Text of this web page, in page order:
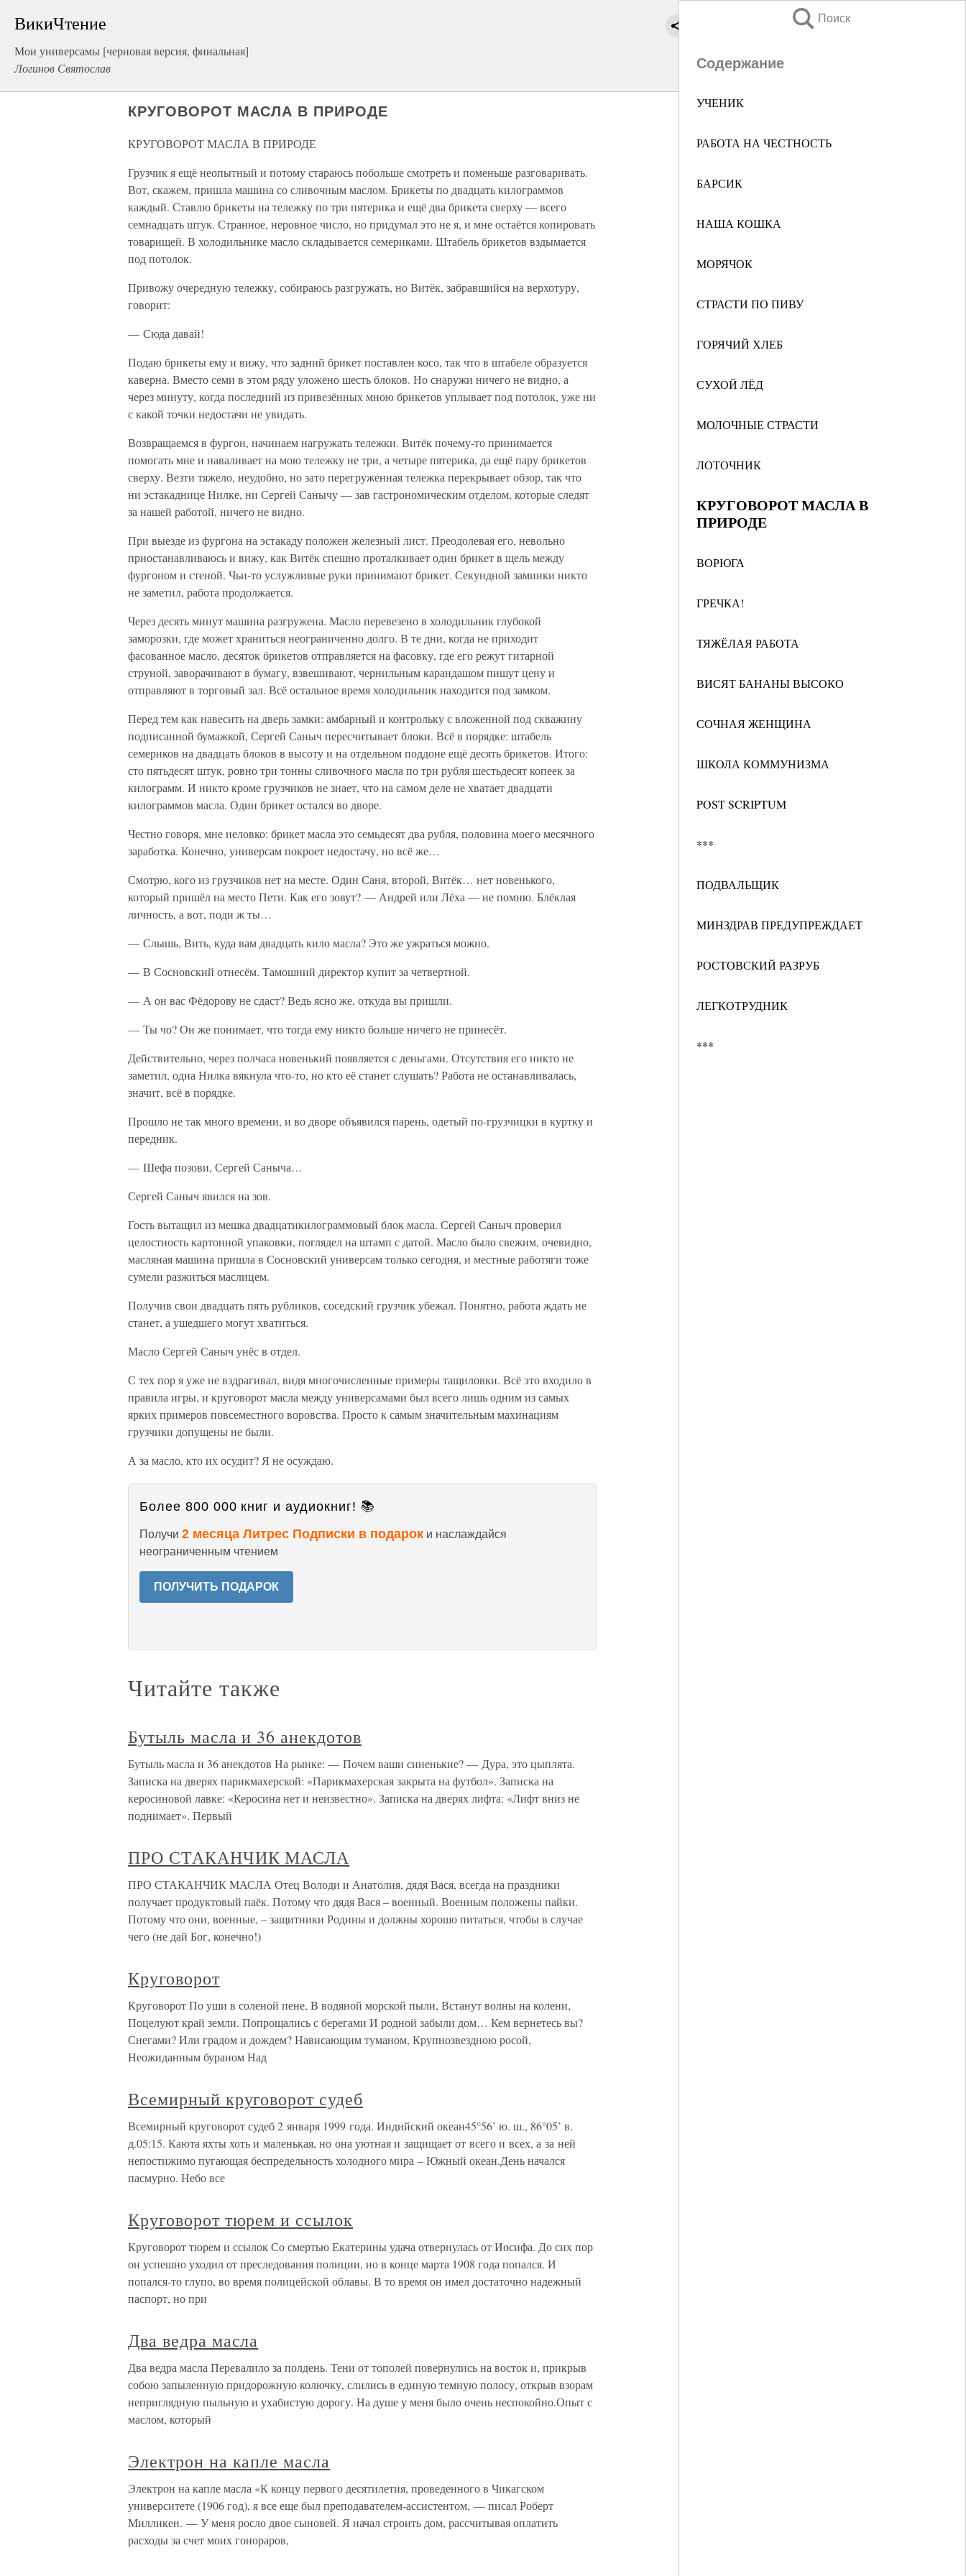
ВикиЧтение
Мои универсамы [черновая версия, финальная]
Логинов Святослав
Поиск
Содержание
УЧЕНИК
РАБОТА НА ЧЕСТНОСТЬ
БАРСИК
НАША КОШКА
МОРЯЧОК
СТРАСТИ ПО ПИВУ
ГОРЯЧИЙ ХЛЕБ
СУХОЙ ЛЁД
МОЛОЧНЫЕ СТРАСТИ
ЛОТОЧНИК
КРУГОВОРОТ МАСЛА В
ПРИРОДЕ
ВОРЮГА
ГРЕЧКА!
ТЯЖЁЛАЯ РАБОТА
ВИСЯТ БАНАНЫ ВЫСОКО
СОЧНАЯ ЖЕНЩИНА
ШКОЛА КОММУНИЗМА
POST SCRIPTUM
***
ПОДВАЛЬЩИК
МИНЗДРАВ ПРЕДУПРЕЖДАЕТ
РОСТОВСКИЙ РАЗРУБ
ЛЕГКОТРУДНИК
***
КРУГОВОРОТ МАСЛА В ПРИРОДЕ
КРУГОВОРОТ МАСЛА В ПРИРОДЕ
Грузчик я ещё неопытный и потому стараюсь побольше смотреть и поменьше разговаривать.
Вот, скажем, пришла машина со сливочным маслом. Брикеты по двадцать килограммов
каждый. Ставлю брикеты на тележку по три пятерика и ещё два брикета сверху — всего
семнадцать штук. Странное, неровное число, но придумал это не я, и мне остаётся копировать
товарищей. В холодильнике масло складывается семериками. Штабель брикетов вздымается
под потолок.
Привожу очередную тележку, собираюсь разгружать, но Витёк, забравшийся на верхотуру,
говорит:
— Сюда давай!
Подаю брикеты ему и вижу, что задний брикет поставлен косо, так что в штабеле образуется
каверна. Вместо семи в этом ряду уложено шесть блоков. Но снаружи ничего не видно, а
через минуту, когда последний из привезённых мною брикетов уплывает под потолок, уже ни
с какой точки недостачи не увидать.
Возвращаемся в фургон, начинаем нагружать тележки. Витёк почему-то принимается
помогать мне и наваливает на мою тележку не три, а четыре пятерика, да ещё пару брикетов
сверху. Везти тяжело, неудобно, но зато перегруженная тележка перекрывает обзор, так что
ни эстакаднице Нилке, ни Сергей Санычу — зав гастрономическим отделом, которые следят
за нашей работой, ничего не видно.
При выезде из фургона на эстакаду положен железный лист. Преодолевая его, невольно
приостанавливаюсь и вижу, как Витёк спешно проталкивает один брикет в щель между
фургоном и стеной. Чьи-то услужливые руки принимают брикет. Секундной заминки никто
не заметил, работа продолжается.
Через десять минут машина разгружена. Масло перевезено в холодильник глубокой
заморозки, где может храниться неограниченно долго. В те дни, когда не приходит
фасованное масло, десяток брикетов отправляется на фасовку, где его режут гитарной
струной, заворачивают в бумагу, взвешивают, чернильным карандашом пишут цену и
отправляют в торговый зал. Всё остальное время холодильник находится под замком.
Перед тем как навесить на дверь замки: амбарный и контрольку с вложенной под скважину
подписанной бумажкой, Сергей Саныч пересчитывает блоки. Всё в порядке: штабель
семериков на двадцать блоков в высоту и на отдельном поддоне ещё десять брикетов. Итого:
сто пятьдесят штук, ровно три тонны сливочного масла по три рубля шестьдесят копеек за
килограмм. И никто кроме грузчиков не знает, что на самом деле не хватает двадцати
килограммов масла. Один брикет остался во дворе.
Честно говоря, мне неловко: брикет масла это семьдесят два рубля, половина моего месячного
заработка. Конечно, универсам покроет недостачу, но всё же…
Смотрю, кого из грузчиков нет на месте. Один Саня, второй, Витёк… нет новенького,
который пришёл на место Пети. Как его зовут? — Андрей или Лёха — не помню. Блёклая
личность, а вот, поди ж ты…
— Слышь, Вить, куда вам двадцать кило масла? Это же ужраться можно.
— В Сосновский отнесём. Тамошний директор купит за четвертной.
— А он вас Фёдорову не сдаст? Ведь ясно же, откуда вы пришли.
— Ты чо? Он же понимает, что тогда ему никто больше ничего не принесёт.
Действительно, через полчаса новенький появляется с деньгами. Отсутствия его никто не
заметил, одна Нилка вякнула что-то, но кто её станет слушать? Работа не останавливалась,
значит, всё в порядке.
Прошло не так много времени, и во дворе объявился парень, одетый по-грузчицки в куртку и
передник.
— Шефа позови, Сергей Саныча…
Сергей Саныч явился на зов.
Гость вытащил из мешка двадцатикилограммовый блок масла. Сергей Саныч проверил
целостность картонной упаковки, поглядел на штамп с датой. Масло было свежим, очевидно,
масляная машина пришла в Сосновский универсам только сегодня, и местные работяги тоже
сумели разжиться маслицем.
Получив свои двадцать пять рубликов, соседский грузчик убежал. Понятно, работа ждать не
станет, а ушедшего могут хватиться.
Масло Сергей Саныч унёс в отдел.
С тех пор я уже не вздрагивал, видя многочисленные примеры тащиловки. Всё это входило в
правила игры, и круговорот масла между универсамами был всего лишь одним из самых
ярких примеров повсеместного воровства. Просто к самым значительным махинациям
грузчики допущены не были.
А за масло, кто их осудит? Я не осуждаю.
Более 800 000 книг и аудиокниг! 📚
Получи 2 месяца Литрес Подписки в подарок и наслаждайся
неограниченным чтением
ПОЛУЧИТЬ ПОДАРОК
Читайте также
Бутыль масла и 36 анекдотов
Бутыль масла и 36 анекдотов На рынке: — Почем ваши синенькие? — Дура, это цыплята.
Записка на дверях парикмахерской: «Парикмахерская закрыта на футбол». Записка на
керосиновой лавке: «Керосина нет и неизвестно». Записка на дверях лифта: «Лифт вниз не
поднимает». Первый
ПРО СТАКАНЧИК МАСЛА
ПРО СТАКАНЧИК МАСЛА Отец Володи и Анатолия, дядя Вася, всегда на праздники
получает продуктовый паёк. Потому что дядя Вася – военный. Военным положены пайки.
Потому что они, военные, – защитники Родины и должны хорошо питаться, чтобы в случае
чего (не дай Бог, конечно!)
Круговорот
Круговорот По уши в соленой пене, В водяной морской пыли, Встанут волны на колени,
Поцелуют край земли. Попрощались с берегами И родной забыли дом… Кем вернетесь вы?
Снегами? Или градом и дождем? Нависающим туманом, Крупнозвездною росой,
Неожиданным бураном Над
Всемирный круговорот судеб
Всемирный круговорот судеб 2 января 1999 года. Индийский океан45°56’ ю. ш., 86°05’ в.
д.05:15. Каюта яхты хоть и маленькая, но она уютная и защищает от всего и всех, а за ней
непостижимо пугающая беспредельность холодного мира – Южный океан.День начался
пасмурно. Небо все
Круговорот тюрем и ссылок
Круговорот тюрем и ссылок Со смертью Екатерины удача отвернулась от Иосифа. До сих пор
он успешно уходил от преследования полиции, но в конце марта 1908 года попался. И
попался-то глупо, во время полицейской облавы. В то время он имел достаточно надежный
паспорт, но при
Два ведра масла
Два ведра масла Перевалило за полдень. Тени от тополей повернулись на восток и, прикрыв
собою запыленную придорожную колючку, слились в единую темную полосу, открыв взорам
неприглядную пыльную и ухабистую дорогу. На душе у меня было очень неспокойно.Опыт с
маслом, который
Электрон на капле масла
Электрон на капле масла «К концу первого десятилетия, проведенного в Чикагском
университете (1906 год), я все еще был преподавателем-ассистентом, — писал Роберт
Милликен. — У меня росло двое сыновей. Я начал строить дом, рассчитывая оплатить
расходы за счет моих гонораров,